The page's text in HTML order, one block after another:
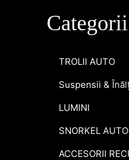
Categorii
TROLII AUTO
Suspensii &
LUMINI
SNORKEL AUTO
ACCESORII